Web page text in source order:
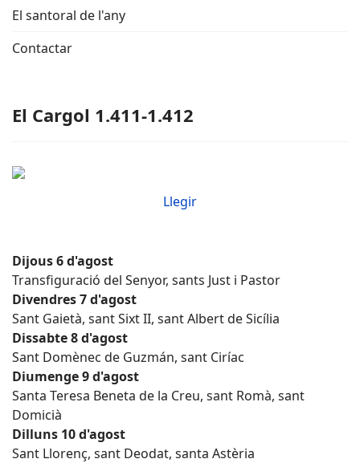
El santoral de l'any
Contactar
El Cargol 1.411-1.412
Llegir
Dijous 6 d'agost
Transfiguració del Senyor, sants Just i Pastor
Divendres 7 d'agost
Sant Gaietà, sant Sixt II, sant Albert de Sicília
Dissabte 8 d'agost
Sant Domènec de Guzmán, sant Ciríac
Diumenge 9 d'agost
Santa Teresa Beneta de la Creu, sant Romà, sant
Domicià
Dilluns 10 d'agost
Sant Llorenç, sant Deodat, santa Astèria